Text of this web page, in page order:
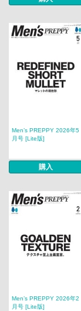
Men’s PREPPY 2026年5
月号 [Lite版]
購入
Men’s PREPPY 2026年2
月号 [Lite版]